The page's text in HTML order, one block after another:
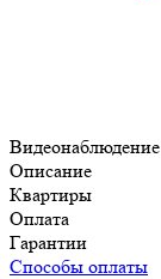
Видеонаблюдение
Описание
Квартиры
Оплата
Гарантии
Способы оплаты